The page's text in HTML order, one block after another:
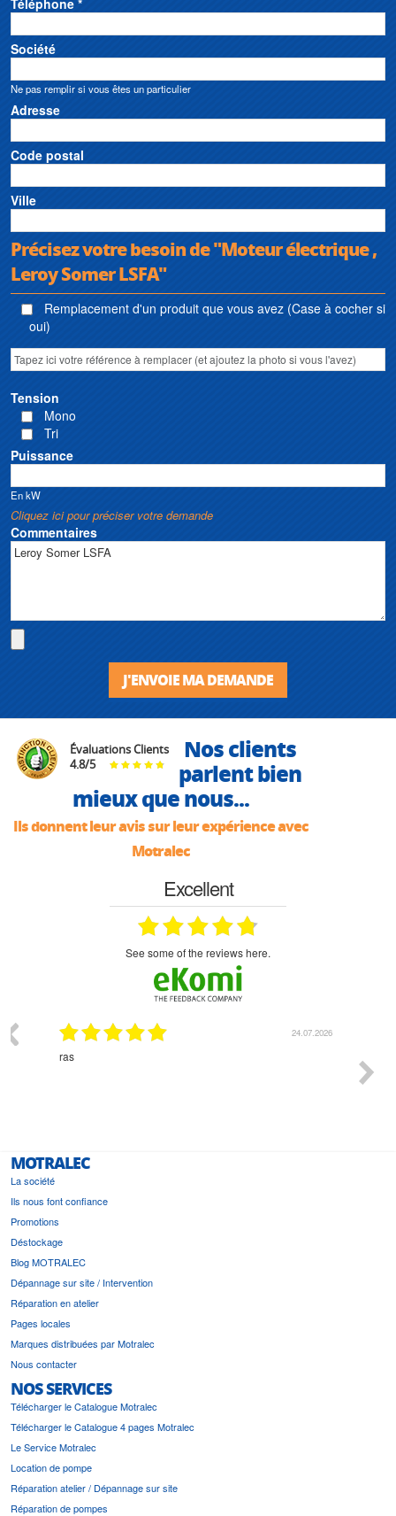
Société
Ne pas remplir si vous êtes un particulier
Adresse
Code postal
Ville
Précisez votre besoin de "Moteur électrique ,
Leroy Somer LSFA"
Remplacement d'un produit que vous avez (Case à cocher si
oui)
Tension
Mono
Tri
Puissance
En kW
Cliquez ici pour préciser votre demande
Commentaires
J'ENVOIE MA DEMANDE
Évaluations Clients
4.8/5
Nos clients
parlent bien
mieux que nous...
Ils donnent leur avis sur leur expérience avec
Motralec
Excellent
see some of the reviews here.
24.07.2026
ras
MOTRALEC
La société
Ils nous font confiance
Promotions
Déstockage
Blog MOTRALEC
Dépannage sur site / Intervention
Réparation en atelier
Pages locales
Marques distribuées par Motralec
Nous contacter
NOS SERVICES
Télécharger le Catalogue Motralec
Télécharger le Catalogue 4 pages Motralec
Le Service Motralec
Location de pompe
Réparation atelier / Dépannage sur site
Réparation de pompes